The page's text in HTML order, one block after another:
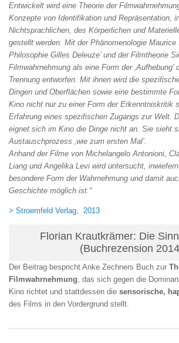
Entwickelt wird eine Theorie der
Konzepte von Identifikation und Repräsentation,
Nichtsprachlichen, des Körperlichen und
gestellt werden. Mit der Phänomenologie
Philosophie Gilles Deleuze’ und der Filmtheorie
Filmwahrnehmung als eine Form der ‚Aufhebung’
Trennung entworfen. Mit ihnen wird die
Dingen und Oberflächen sowie eine bestimmte
Kino nicht nur zu einer Form der Erkenntniskritik
Erfahrung eines spezifischen Zugangs zur Welt.
eignet sich im Kino die Dinge nicht an. Sie sieht
Austauschprozess ‚wie zum ersten Mal’.
Anhand der Filme von Michelangelo Antonioni,
Liang und Angelika Levi wird untersucht,
besondere Form der Wahrnehmung und damit
Geschichte möglich ist.“
> Stroemfeld Verlag, 2013
Florian Krautkrämer: Die
(Buchrezension
Der Beitrag bespricht Anke Zechners Buch zur
Filmwahrnehmung, das sich gegen die
Kino richtet und stattdessen die sensorische,
des Films in den Vordergrund stellt.